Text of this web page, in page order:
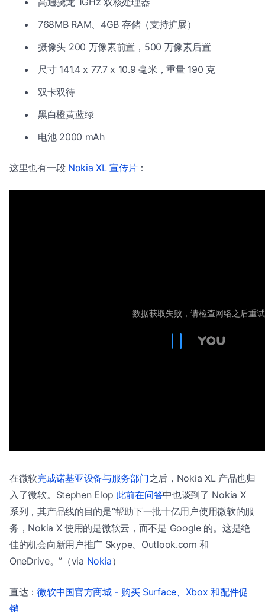
768MB RAM、4GB 存储（支持扩展）
摄像头 200 万像素前置，500 万像素后置
尺寸 141.4 x 77.7 x 10.9 毫米，重量 190 克
双卡双待
黑白橙黄蓝绿
电池 2000 mAh
这里也有一段 Nokia XL 宣传片：
在微软完成诺基亚设备与服务部门之后，Nokia XL 产品也归
入了微软。Stephen Elop 此前在问答中也谈到了 Nokia X
系列，其产品线的目的是“帮助下一批十亿用户使用微软的服
务，Nokia X 使用的是微软云，而不是 Google 的。这是绝
佳的机会向新用户推广 Skype、Outlook.com 和
OneDrive。”（via Nokia）
直达：微软中国官方商城 - 购买 Surface、Xbox 和配件促
销